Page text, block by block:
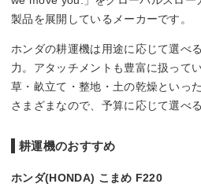
製品を展開しているメーカーです。
ホンダの耕運機は用途に応じて選べ
力。アタッチメントも豊富に扱って
草・畝立て・整地・土の乾燥といっ
さまざまなので、予算に応じて選べ
耕運機のおすすめ
ホンダ(HONDA) こまめ F220